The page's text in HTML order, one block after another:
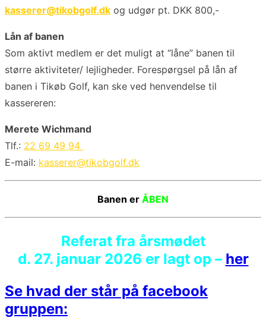
kasserer@tikobgolf.dk og udgør pt. DKK 800,-
Lån af banen
Som aktivt medlem er det muligt at “låne” banen til
større aktiviteter/ lejligheder. Forespørgsel på lån af
banen i Tikøb Golf, kan ske ved henvendelse til
kassereren:
Merete Wichmand
Tlf.: 22 69 49 94
E-mail: kasserer@tikobgolf.dk
Banen er ÅBEN
Referat fra årsmødet
d. 27. januar 2026 er lagt op – her
Se hvad der står på facebook
gruppen: